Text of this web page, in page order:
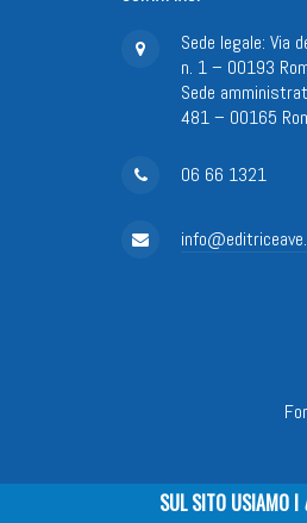
Sede legale: Via
n. 1 – 00193
Sede
481 – 00165
06 66 1321
SUL SITO USIAMO I